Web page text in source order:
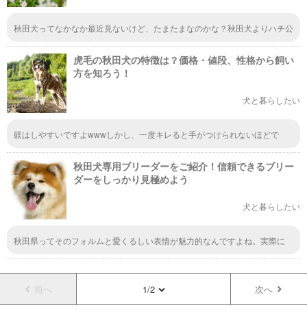
秋田犬ってなかなか最近見ないけど、たまたまなのかな？秋田犬よりハチ公
もないのか。あんまりワンちゃんには詳しくないけど秋田犬より柴犬？の方
がよく見るかな？似てるよね。虎毛の秋田犬の特徴は？価格・値段、性格から飼い
方を知ろう！
犬と暮らしたい
躾はしやすいですよwwwしかし、一度キレると手がつけられないほどで
血するほど喧嘩になるので別けて生活しています。無駄吠えはあまり無いで
す。ってか、近所で３頭も飼っていたの？って言われるほど静かですwww
うちの子達はネグレクトや虐待を受けていた子(白)や飼えなくなった知人か
ら引き取った子達で躾はされていませんでしたが、成犬でも基本的な躾は簡
単でした。引き取った直後は反抗的で噛まれたりしましたが、信頼関係を築
くと驚くほど従順になります。今では何をしても全く動じませんwww虐待
の子は、トラウマからなのか少し難しい子ではありますが、普段はストーカ
悟がある方が飼われる方が良いのかもしれません。成犬を引き取る場合に限
秋田犬専用ブリーダーをご紹介！信頼できるブリー
ダーをしっかり見極めよう
犬と暮らしたい
秋田県ってそのフォルムと愛くるしい表情が魅力的なんですよね。実際に
んから飼うのがいいかもしれませんね。性格などを事前に知ることができる
のもポイントです。
前へ 1/2 次へ